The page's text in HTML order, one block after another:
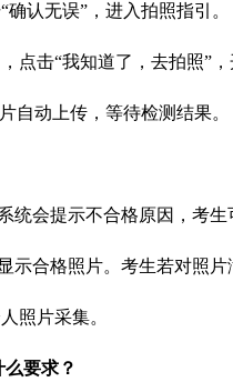
认无误”，进入拍照指引。
点击“我知道了，去拍照”
自动上传，等待检测结果。
统会提示不合格原因，考
示合格照片。考生若对照
照片采集。
要求？